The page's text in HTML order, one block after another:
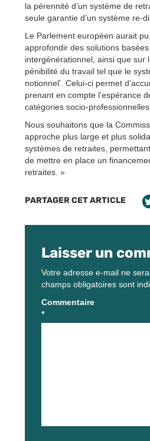
la pérennité d’un système de
seule garantie d’un système re-
Le Parlement européen aurait
approfondir des solutions
intergénérationnel, ainsi que sur
pénibilité du travail tel que le
notionnel’. Celui-ci permet
prenant en compte l’espérance
catégories socio-professionnelles.
Nous souhaitons que la
approche plus large et plus
systèmes de retraites,
de mettre en place un
retraites. »
PARTAGER CET ARTICLE
Laisser un
Votre adresse e-mail ne
champs obligatoires sont
Commentaire
*